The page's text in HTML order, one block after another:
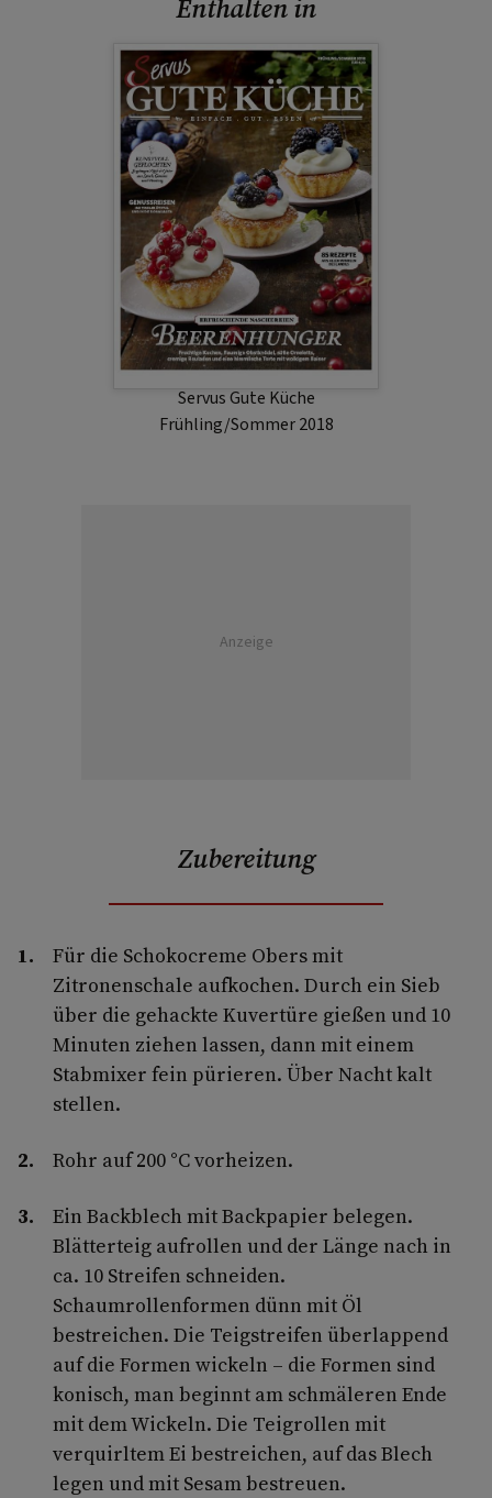
Enthalten in
Servus Gute Küche
Frühling/Sommer 2018
Anzeige
Zubereitung
Für die Schokocreme Obers mit
Zitronenschale aufkochen. Durch ein Sieb
über die gehackte Kuvertüre gießen und 10
Minuten ziehen lassen, dann mit einem
Stabmixer fein pürieren. Über Nacht kalt
stellen.
Rohr auf 200 °C vorheizen.
Ein Backblech mit Backpapier belegen.
Blätterteig aufrollen und der Länge nach in
ca. 10 Streifen schneiden.
Schaumrollenformen dünn mit Öl
bestreichen. Die Teigstreifen überlappend
auf die Formen wickeln – die Formen sind
konisch, man beginnt am schmäleren Ende
mit dem Wickeln. Die Teigrollen mit
verquirltem Ei bestreichen, auf das Blech
legen und mit Sesam bestreuen.